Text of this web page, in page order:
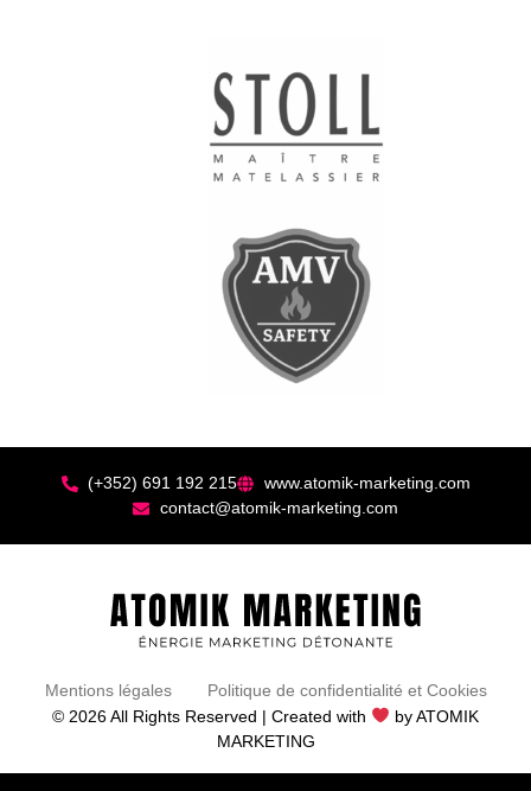
(+352) 691 192 215
www.atomik-marketing.com
contact@atomik-marketing.com
Mentions légales
Politique de confidentialité et Cookies
© 2026 All Rights Reserved | Created with
by ATOMIK
MARKETING